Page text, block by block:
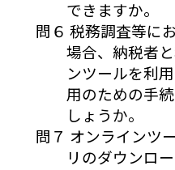
できますか。
問６ 税務調査等に
場合、納税者
ンツールを利
用のための手
しょうか。
問７ オンラインツ
リのダウンロ